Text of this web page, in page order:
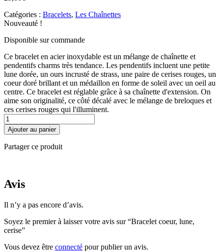
Catégories : Bracelets, Les Chaînettes
Nouveauté !
Disponible sur commande
Ce bracelet en acier inoxydable est un mélange de chaînette et
pendentifs charms très tendance. Les pendentifs incluent une petite
lune dorée, un ours incrusté de strass, une paire de cerises rouges, un
coeur doré brillant et un médaillon en forme de soleil avec un oeil au
centre. Ce bracelet est réglable grâce à sa chaînette d'extension. On
aime son originalité, ce côté décalé avec le mélange de breloques et
ces cerises rouges qui l'illuminent.
quantité
de
Bracelet
coeur,
Ajouter au panier
Partager ce produit
Avis
Il n’y a pas encore d’avis.
Soyez le premier à laisser votre avis sur “Bracelet coeur, lune,
cerise”
Vous devez être connecté pour publier un avis.